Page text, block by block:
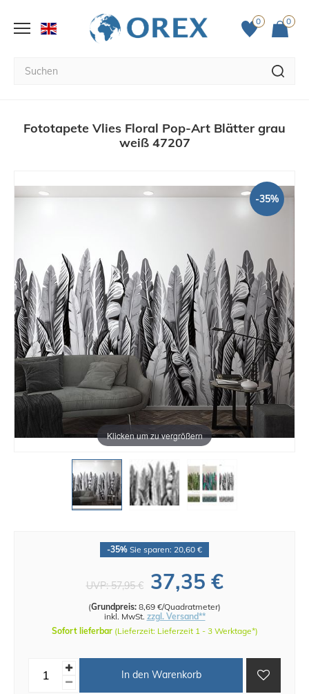
0 0
Fototapete Vlies Floral Pop-Art Blätter grau
weiß 47207
Klicken um zu vergrößern
-35%
-35% Sie sparen: 20,60 €
UVP:57,95 € 37,35 €
(Grundpreis: 8,69 €/Quadratmeter)
inkl. MwSt. zzgl. Versand**
Sofort lieferbar (Lieferzeit: Lieferzeit 1 - 3 Werktage*)
In den Warenkorb